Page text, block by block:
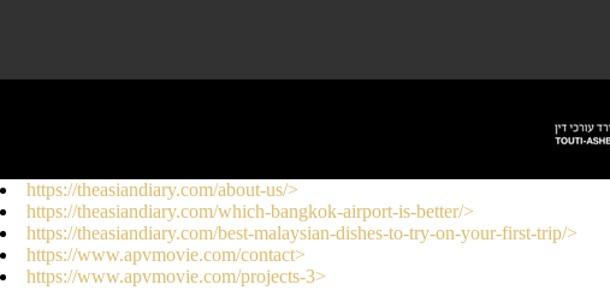
https://theasiandiary.com/about-us/>
https://theasiandiary.com/which-bangkok-airport-is-better/>
https://theasiandiary.com/best-malaysian-dishes-to-try-on-your-first-trip/>
https://www.apvmovie.com/contact>
https://www.apvmovie.com/projects-3>